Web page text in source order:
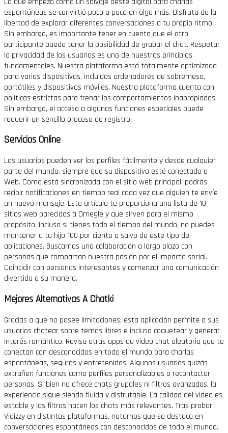
espontáneas se convirtió poco a poco en algo más. Disfruta de la
libertad de explorar diferentes conversaciones a tu propio ritmo.
Sin embargo, es importante tener en cuenta que el otro
participante puede tener la posibilidad de grabar el chat. Respetar
la privacidad de los usuarios es uno de nuestros principios
fundamentales. Nuestra plataforma está totalmente optimizada
para varios dispositivos, incluidos ordenadores de sobremesa,
portátiles y dispositivos móviles. Nuestra plataforma cuenta con
políticas estrictas para frenar los comportamientos inapropiados.
Sin embargo, el acceso a algunas funciones especiales puede
requerir un sencillo proceso de registro.
Servicios Online
Los usuarios pueden ver los perfiles fácilmente y desde cualquier
parte del mundo, siempre que su dispositivo esté conectado a
Web. Como está sincronizada con el sitio web principal, podrás
recibir notificaciones en tiempo real cada vez que alguien te envíe
un nuevo mensaje. Este artículo te proporciona una lista de 10
sitios web parecidos a Omegle y que sirven para el mismo
propósito. Incluso si tienes todo el tiempo del mundo, no puedes
mantener a tu hijo 100 por ciento a salvo de este tipo de
aplicaciones. Buscamos una colaboración a largo plazo con
personas que compartan nuestra pasión por el impacto social.
Coincidir con personas interesantes y comenzar una comunicación
divertida a su manera.
Mejores Alternativas A Chatki
Gracias a que no posee limitaciones, esta aplicación permite a sus
usuarios chatear sobre temas libres e incluso coquetear y generar
interés romántico. Revisa otras apps de video chat aleatorio que te
conectan con desconocidos en todo el mundo para charlas
espontáneas, seguras y entretenidas. Algunos usuarios quizás
extrañen funciones como perfiles personalizables o recontactar
personas. Si bien no ofrece chats grupales ni filtros avanzados, la
experiencia sigue siendo fluida y disfrutable. La calidad del video es
estable y los filtros hacen los chats más relevantes. Tras probar
Vidizzy en distintas plataformas, notamos que se destaca en
conversaciones espontáneas con desconocidos de todo el mundo.